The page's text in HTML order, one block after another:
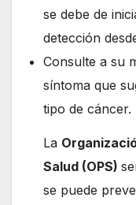
se debe de
detección
Consulte a su
síntoma que
tipo de cáncer.
La
Salud (OPS)
se puede